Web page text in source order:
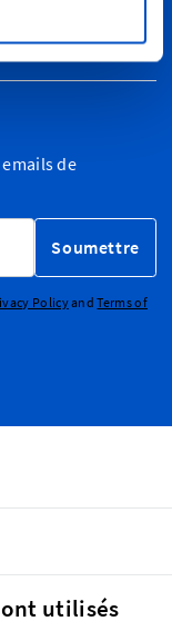
à Zurich en
de
Soumettre
PolicyandTerms of
utilisés